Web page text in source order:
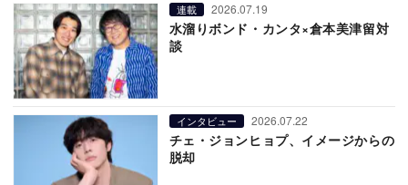
連載 2026.07.19
水溜りボンド・カンタ×倉本美津留対
談
インタビュー 2026.07.22
チェ・ジョンヒョプ、イメージからの
脱却